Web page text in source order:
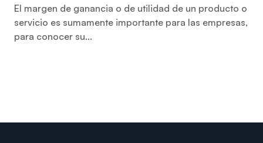
El margen de ganancia o de utilidad de un producto o
servicio es sumamente importante para las empresas,
para conocer su...